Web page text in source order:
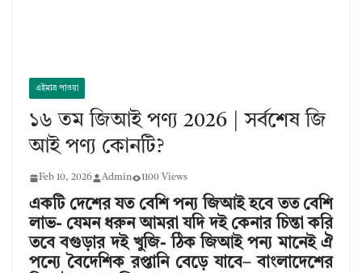
এইমাত্র পাওয়া
১৬ তম জিআই পণ্য 2026 | সর্বশেষ জি
আই পণ্য কোনটি?
Feb 10, 2026 Admin 1100 Views
একটি দেশের যত বেশি পন্য জিআই হবে তত বেশি
লাভ- যেমন ধরুন আমরা যদি দই কেনার চিন্তা করি
তবে বগুড়ার দই খুজি- ঠিক জিআই পন্য মানেই ঐ
পন্যে বৈদেশিক রপ্তানি বেড়ে যাবে– বাংলাদেশের